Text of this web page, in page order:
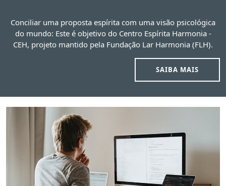
Conciliar uma proposta espírita com uma visão psicológica
do mundo: Este é objetivo do Centro Espírita Harmonia -
CEH, projeto mantido pela Fundação Lar Harmonia (FLH).
SAIBA MAIS